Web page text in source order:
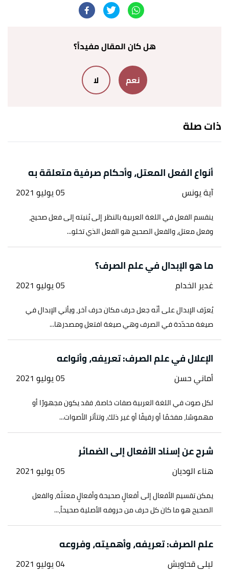
تمام حسان،اللغة العربية معناها ومبناها
↑عبده الرجحي،التطبيق الصرفي، صفحة 171. بتصرّف.
بتصرّف.
↑عبده الراجحي،
↑فؤاد نعمة ،مُلخص قواعد اللغة العربية
، صفحة 92.
بتصرّف.
↑فؤاد نعمة ، مُلخص قواعد اللغة العربية
بتصرّف.
صفحة 48. بتصرّف.
فؤاد نعمة، مُلخص قواعد اللغة العربية
هل كان المقال مفيداً؟
نعم لا
ذات صلة
أنواع الفعل المعتل، وأحكام صرفية متعلقة به
آية يونس 05 يوليو 2021
ينقسم الفعل في اللغة العربية بالنظر إلى بُنيته إلى فعل صحيح،
وفعل معتل، والفعل الصحيح هو الفعل الذي تخلو...
ما هو الإبدال في علم الصرف؟
غدير الخدام 05 يوليو 2021
يُعرّف الإبدال على أنّه جعل حرف مكان حرف آخر، ويأتي الإبدال في
صيغة محدّدة في الصرف وهي صيغة افتعل ومصدرها...
الإعلال في علم الصرف: تعريفه، وأنواعه
أماني حسن 05 يوليو 2021
لكل صوت في اللغة العربية صفات خاصة، فقد يكون مجهورًا أو
مهموسًا، مفخمًا أو رقيقًا أو غير ذلك، وتتأثر الأصوات...
شرح عن إسناد الأفعال إلى الضمائر
هناء الوديان 05 يوليو 2021
يمكن تقسيم الأفعال إلى أفعالٍ صحيحة وأفعالٍ معتلّة، والفعل
الصحيح هو ما كان كل حرف من حروفه الأصلية صحيحاً،...
علم الصرف: تعريفه، وأهميته، وفروعه
ليلى قحاويش 04 يوليو 2021